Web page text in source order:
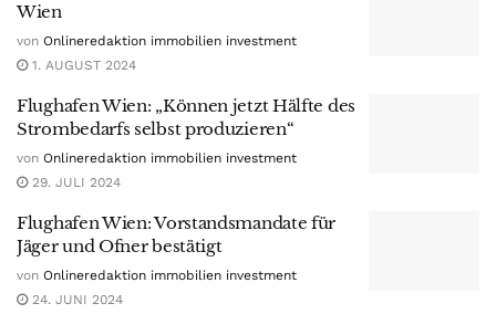
Wien
von Onlineredaktion immobilien investment
1. AUGUST 2024
Flughafen Wien: „Können jetzt Hälfte des
Strombedarfs selbst produzieren“
von Onlineredaktion immobilien investment
29. JULI 2024
Flughafen Wien: Vorstandsmandate für
Jäger und Ofner bestätigt
von Onlineredaktion immobilien investment
24. JUNI 2024